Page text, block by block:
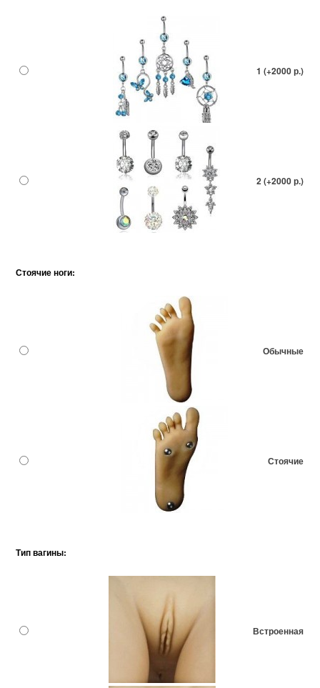
1 (+2000 р.)
2 (+2000 р.)
Стоячие ноги:
Обычные
Стоячие
Тип вагины:
Встроенная